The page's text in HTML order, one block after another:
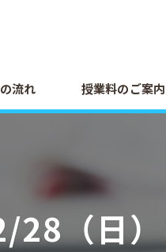
流れ 授業料のご案内
28（日